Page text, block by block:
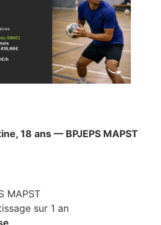
18 ans — BPJEPS MAPST
MAPST
sur 1 an